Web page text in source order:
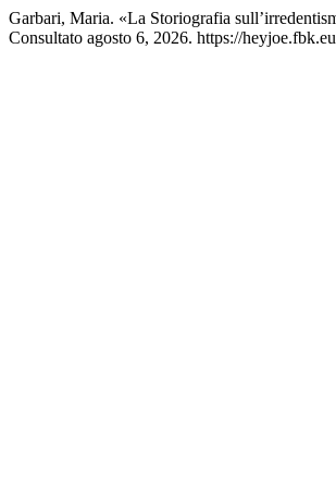
Garbari, Maria. «La Storiografia
Consultato agosto 6, 2026. https://